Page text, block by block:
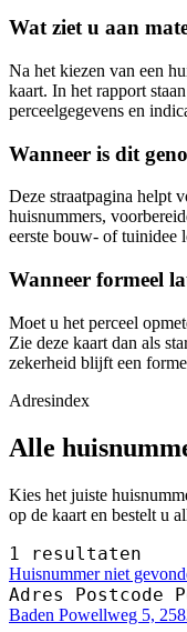
Wat ziet u aan
Na het kiezen van een
kaart. In het rapport
perceelgegevens en
Wanneer is dit
Deze straatpagina helpt
huisnummers,
eerste bouw- of tuinidee
Wanneer formeel
Moet u het perceel
Zie deze kaart dan als
zekerheid blijft een
Adresindex
Alle
Kies het juiste
op de kaart en bestelt u
1 resultaten
Huisnummer niet
Adres Postcode
Baden Powellweg 5,